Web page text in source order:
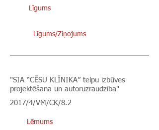
Līgums
Līgums/Ziņojums
"SIA “CĒSU KLĪNIKA” telpu izbūves
projektēšana un autoruzraudzība"
2017/4/VM/CK/8.2
Lēmums